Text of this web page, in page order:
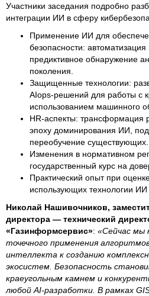
Участники заседания подробно
интеграции ИИ в сферу
Применение ИИ для
безопасности:
предиктивное обнаружение
поколения.
Защищенные технологии:
AIops-решений для работы с
использованием машинного
HR-аспекты: трансформация
эпоху доминирования ИИ,
переобучение существующих.
Изменения в нормативном
государственный курс на
Практический опыт при
использующих технологии
Николай Нашивочников,
директора — технический
«Газинформсервис»: «Сейчас мы
точечного применения
интеллекта к созданию
экосистем. Безопасность
краеугольным камнем и
любой AI-разработки. В рамках